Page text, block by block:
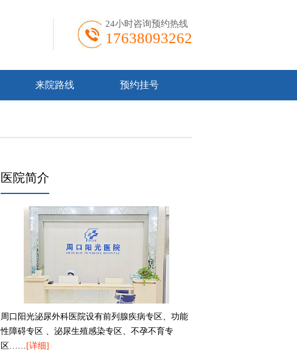
24小时咨询预约热线
17638093262
来院路线 预约挂号
医院简介
周口阳光泌尿外科医院设有前列腺疾病专区、功能
性障碍专区 、泌尿生殖感染专区、不孕不育专
区…… [详细]